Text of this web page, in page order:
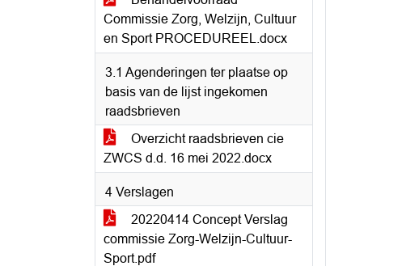
Commissie Zorg, Welzijn, Cultuur
en Sport PROCEDUREEL.docx
3.1 Agenderingen ter plaatse op
basis van de lijst ingekomen
raadsbrieven
Overzicht raadsbrieven cie
ZWCS d.d. 16 mei 2022.docx
4 Verslagen
20220414 Concept Verslag
commissie Zorg-Welzijn-Cultuur-
Sport.pdf